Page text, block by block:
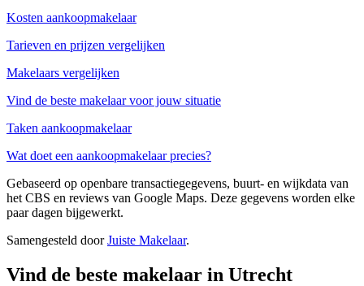
Kosten aankoopmakelaar
Tarieven en prijzen vergelijken
Makelaars vergelijken
Vind de beste makelaar voor jouw situatie
Taken aankoopmakelaar
Wat doet een aankoopmakelaar precies?
Gebaseerd op openbare transactiegegevens, buurt- en wijkdata van
het CBS en reviews van Google Maps. Deze gegevens worden elke
paar dagen bijgewerkt.
Samengesteld doorJuiste Makelaar.
Vind de beste makelaar in Utrecht